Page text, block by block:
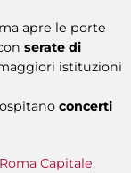
apre le porte
serate di
istituzioni
concerti
Roma Capitale,